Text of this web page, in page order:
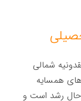
شمالی
همسایه
حال رشد است و